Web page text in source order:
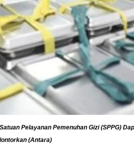
Pelayanan Pemenuhan Gizi (SPPG)
(Antara)